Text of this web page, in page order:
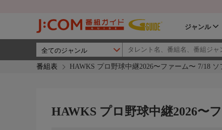
ジャンル
番組表 HAWKS プロ野球中継2026〜ファーム〜 7/18 ソ
HAWKS プロ野球中継2026〜